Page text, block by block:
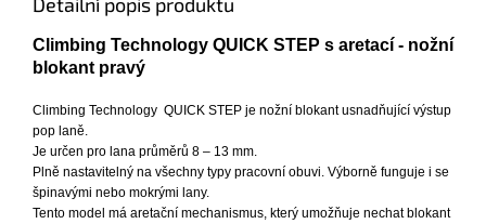
Climbing Technology QUICK STEP s aretací - nožní
blokant pravý
Climbing Technology QUICK STEP je nožní blokant usnadňující výstup
pop laně.
Je určen pro lana průměrů 8 – 13 mm.
Plně nastavitelný na všechny typy pracovní obuvi. Výborně funguje i se
špinavými nebo mokrými lany.
Tento model má aretační mechanismus, který umožňuje nechat blokant